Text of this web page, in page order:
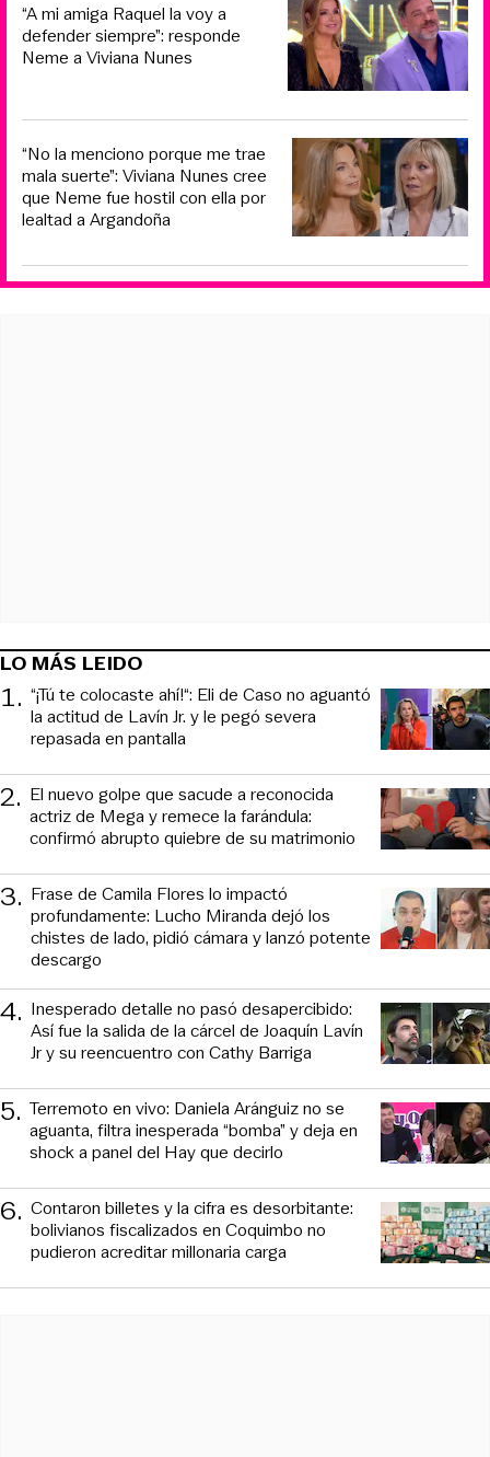
“A mi amiga Raquel la voy a
defender siempre”: responde
Neme a Viviana Nunes
“No la menciono porque me trae
mala suerte”: Viviana Nunes cree
que Neme fue hostil con ella por
lealtad a Argandoña
LO MÁS LEIDO
1. “¡Tú te colocaste ahí!“: Eli de Caso no aguantó
la actitud de Lavín Jr. y le pegó severa
repasada en pantalla
2. El nuevo golpe que sacude a reconocida
actriz de Mega y remece la farándula:
confirmó abrupto quiebre de su matrimonio
3. Frase de Camila Flores lo impactó
profundamente: Lucho Miranda dejó los
chistes de lado, pidió cámara y lanzó potente
descargo
4. Inesperado detalle no pasó desapercibido:
Así fue la salida de la cárcel de Joaquín Lavín
Jr y su reencuentro con Cathy Barriga
5. Terremoto en vivo: Daniela Aránguiz no se
aguanta, filtra inesperada “bomba” y deja en
shock a panel del Hay que decirlo
6. Contaron billetes y la cifra es desorbitante:
bolivianos fiscalizados en Coquimbo no
pudieron acreditar millonaria carga